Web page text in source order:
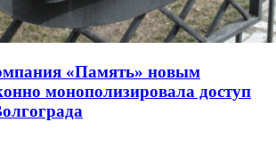
«Память» новым
монополизировала доступ